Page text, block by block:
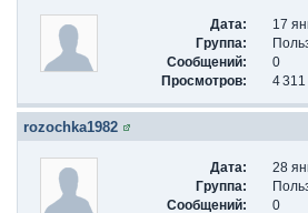
Дата:
17
Группа:
Сообщений:
0
Просмотров:
4 311
rozochka1982
Дата:
28
Группа:
Сообщений:
0